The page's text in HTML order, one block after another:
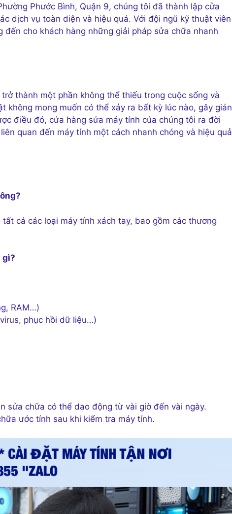
Phước Bình, Quận 9, chúng tôi đã thành lập cửa
dịch vụ toàn diện và hiệu quả. Với đội ngũ kỹ thuật viên
cho khách hàng những giải pháp sửa chữa nhanh
thành một phần không thể thiếu trong cuộc sống và
không mong muốn có thể xảy ra bất kỳ lúc nào, gây gián
điều đó, cửa hàng sửa máy tính của chúng tôi ra đời
quan đến máy tính một cách nhanh chóng và hiệu quả
cả các loại máy tính xách tay, bao gồm các thương
gì?
RAM…)
phục hồi dữ liệu…)
sửa chữa có thể dao động từ vài giờ đến vài ngày.
ước tính sau khi kiểm tra máy tính.